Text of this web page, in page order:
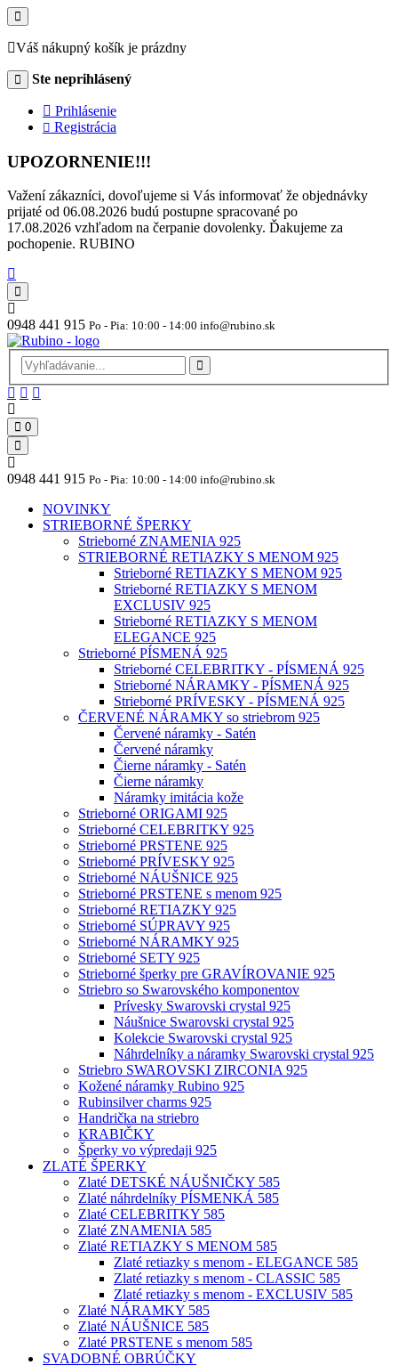
Váš nákupný košík je prázdny
Ste neprihlásený
Prihlásenie
Registrácia
UPOZORNENIE!!!
Važení zákazníci, dovoľujeme si Vás informovať že objednávky
prijaté od 06.08.2026 budú postupne spracované po
17.08.2026 vzhľadom na čerpanie dovolenky. Ďakujeme za
pochopenie. RUBINO
0948 441 915 Po - Pia: 10:00 - 14:00 info@rubino.sk
0
0948 441 915 Po - Pia: 10:00 - 14:00 info@rubino.sk
NOVINKY
STRIEBORNÉ ŠPERKY
Strieborné ZNAMENIA 925
STRIEBORNÉ RETIAZKY S MENOM 925
Strieborné RETIAZKY S MENOM 925
Strieborné RETIAZKY S MENOM
EXCLUSIV 925
Strieborné RETIAZKY S MENOM
ELEGANCE 925
Strieborné PÍSMENÁ 925
Strieborné CELEBRITKY - PÍSMENÁ 925
Strieborné NÁRAMKY - PÍSMENÁ 925
Strieborné PRÍVESKY - PÍSMENÁ 925
ČERVENÉ NÁRAMKY so striebrom 925
Červené náramky - Satén
Červené náramky
Čierne náramky - Satén
Čierne náramky
Náramky imitácia kože
Strieborné ORIGAMI 925
Strieborné CELEBRITKY 925
Strieborné PRSTENE 925
Strieborné PRÍVESKY 925
Strieborné NÁUŠNICE 925
Strieborné PRSTENE s menom 925
Strieborné RETIAZKY 925
Strieborné SÚPRAVY 925
Strieborné NÁRAMKY 925
Strieborné SETY 925
Strieborné šperky pre GRAVÍROVANIE 925
Striebro so Swarovského komponentov
Prívesky Swarovski crystal 925
Náušnice Swarovski crystal 925
Kolekcie Swarovski crystal 925
Náhrdelníky a náramky Swarovski crystal 925
Striebro SWAROVSKI ZIRCONIA 925
Kožené náramky Rubino 925
Rubinsilver charms 925
Handrička na striebro
KRABIČKY
Šperky vo výpredaji 925
ZLATÉ ŠPERKY
Zlaté DETSKÉ NÁUŠNIČKY 585
Zlaté náhrdelníky PÍSMENKÁ 585
Zlaté CELEBRITKY 585
Zlaté ZNAMENIA 585
Zlaté RETIAZKY S MENOM 585
Zlaté retiazky s menom - ELEGANCE 585
Zlaté retiazky s menom - CLASSIC 585
Zlaté retiazky s menom - EXCLUSIV 585
Zlaté NÁRAMKY 585
Zlaté NÁUŠNICE 585
Zlaté PRSTENE s menom 585
SVADOBNÉ OBRÚČKY